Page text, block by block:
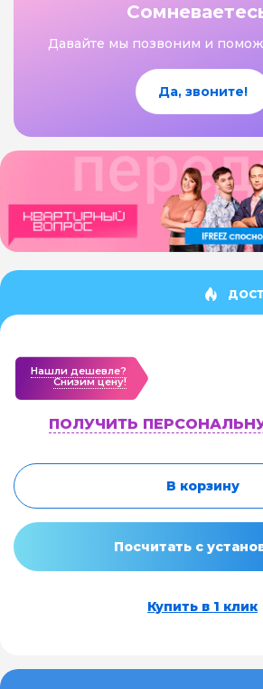
Давайте мы позвоним и
Да, звоните!
Нашли дешевле?
Cнизим цену!
ПОЛУЧИТЬ
В корзину
Посчитать с
Купить в 1 клик